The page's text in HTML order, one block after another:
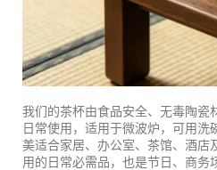
我们的茶杯由食品安全、无毒陶瓷
日常使用，适用于微波炉，可用
美适合家居、办公室、茶馆、酒店
用的日常必需品，也是节日、商务